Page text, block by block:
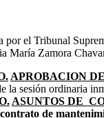
por el Tribunal
María Zamora
APROBACION
la sesión ordinaria
ASUNTOS DE
de